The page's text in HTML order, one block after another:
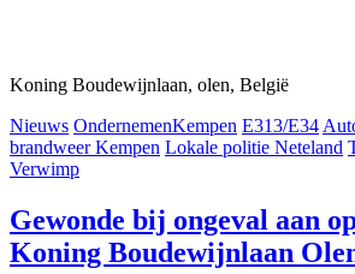
Koning Boudewijnlaan, olen, België
Nieuws OndernemenKempen E313/E34
brandweer Kempen Lokale politie Neteland
Verwimp
Gewonde bij ongeval aan
Koning Boudewijnlaan